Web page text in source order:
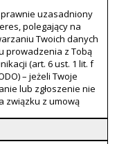
uzasadniony
polegający na
Twoich danych
prowadzenia z Tobą
(art. 6 ust. 1 lit. f
– jeżeli Twoje
lub zgłoszenie nie
związku z umową